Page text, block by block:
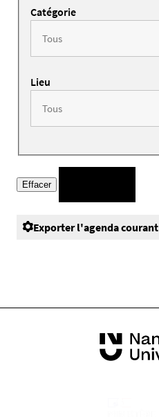
Catégorie
Lieu
Exporter l'agenda courant